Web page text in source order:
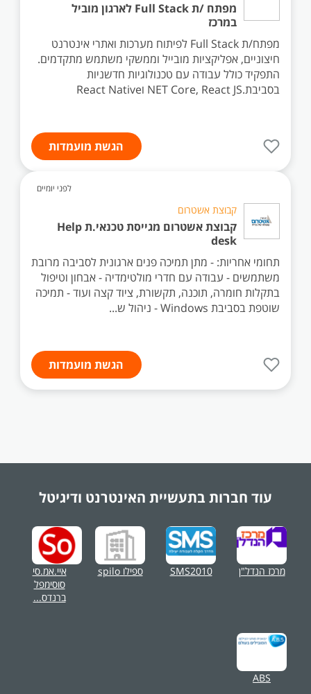
מפתח /ת Full Stack לארגון מוביל
במרכז
מפתח/ת Full Stack לפיתוח מערכות ואתרי אינטרנט
חיצוניים, אפליקציות מובייל וממשקי משתמש מתקדמים.
התפקיד כולל עבודה עם טכנולוגיות חדשניות
בסביבת.NET Core, React JS וReact Native
הגשת מועמדות
לפני יומיים
קבוצת אשטרום
קבוצת אשטרום מגייסת טכנאי.ת Help
desk
תחומי אחריות: - מתן תמיכה פנים ארגונית לסביבה מרובת
משתמשים - עבודה עם חדרי מולטימדיה - אבחון וטיפול
בתקלות חומרה, תוכנה, תקשורת, ציוד קצה ועוד - תמיכה
שוטפת בסביבת Windows - ניהול ש...
הגשת מועמדות
עוד חברות בתעשיית האינטרנט ודיגיטל
מרכז הנדל"ן SMS2010 ספילו spilo
איי.אמ.סי
סוסימפל
ברנדס...
ABS